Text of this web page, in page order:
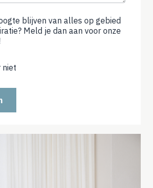
blijven van alles op gebied
Meld je dan aan voor onze
niet